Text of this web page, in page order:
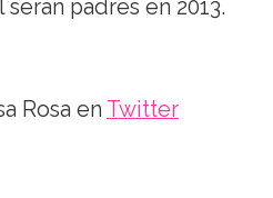
serán padres en 2013.
Rosa en Twitter